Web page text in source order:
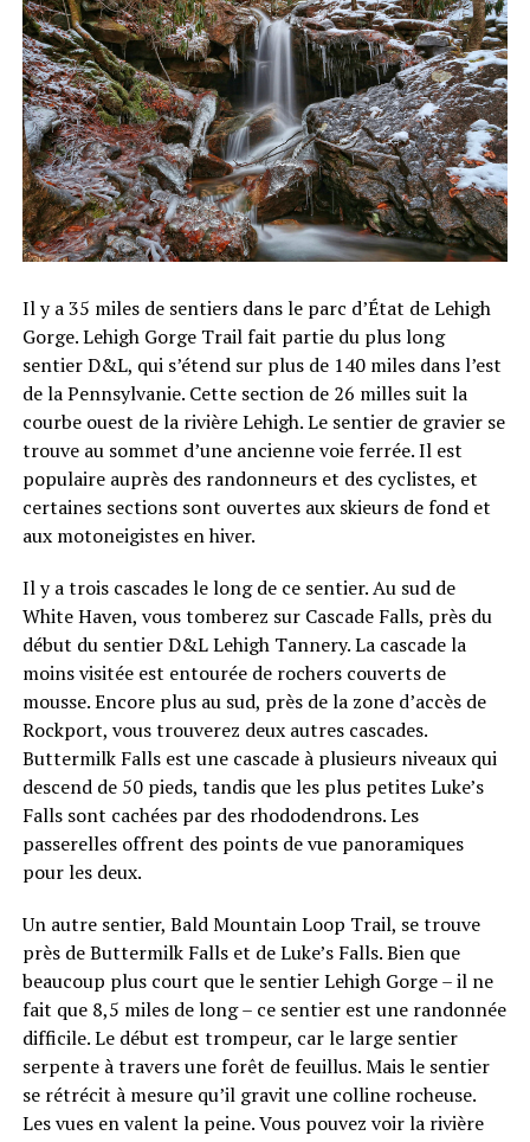
Il y a 35 miles de sentiers dans le parc d’État de Lehigh
Gorge. Lehigh Gorge Trail fait partie du plus long
sentier D&L, qui s’étend sur plus de 140 miles dans l’est
de la Pennsylvanie. Cette section de 26 milles suit la
courbe ouest de la rivière Lehigh. Le sentier de gravier se
trouve au sommet d’une ancienne voie ferrée. Il est
populaire auprès des randonneurs et des cyclistes, et
certaines sections sont ouvertes aux skieurs de fond et
aux motoneigistes en hiver.
Il y a trois cascades le long de ce sentier. Au sud de
White Haven, vous tomberez sur Cascade Falls, près du
début du sentier D&L Lehigh Tannery. La cascade la
moins visitée est entourée de rochers couverts de
mousse. Encore plus au sud, près de la zone d’accès de
Rockport, vous trouverez deux autres cascades.
Buttermilk Falls est une cascade à plusieurs niveaux qui
descend de 50 pieds, tandis que les plus petites Luke’s
Falls sont cachées par des rhododendrons. Les
passerelles offrent des points de vue panoramiques
pour les deux.
Un autre sentier, Bald Mountain Loop Trail, se trouve
près de Buttermilk Falls et de Luke’s Falls. Bien que
beaucoup plus court que le sentier Lehigh Gorge – il ne
fait que 8,5 miles de long – ce sentier est une randonnée
difficile. Le début est trompeur, car le large sentier
serpente à travers une forêt de feuillus. Mais le sentier
se rétrécit à mesure qu’il gravit une colline rocheuse.
Les vues en valent la peine. Vous pouvez voir la rivière